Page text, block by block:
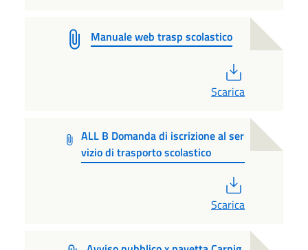
Manuale web trasp scolastico
Scarica
ALL B Domanda di iscrizione al ser
vizio di trasporto scolastico
Scarica